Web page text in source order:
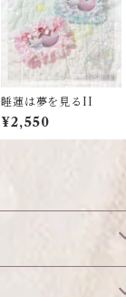
睡蓮は夢を見るII
¥2,550